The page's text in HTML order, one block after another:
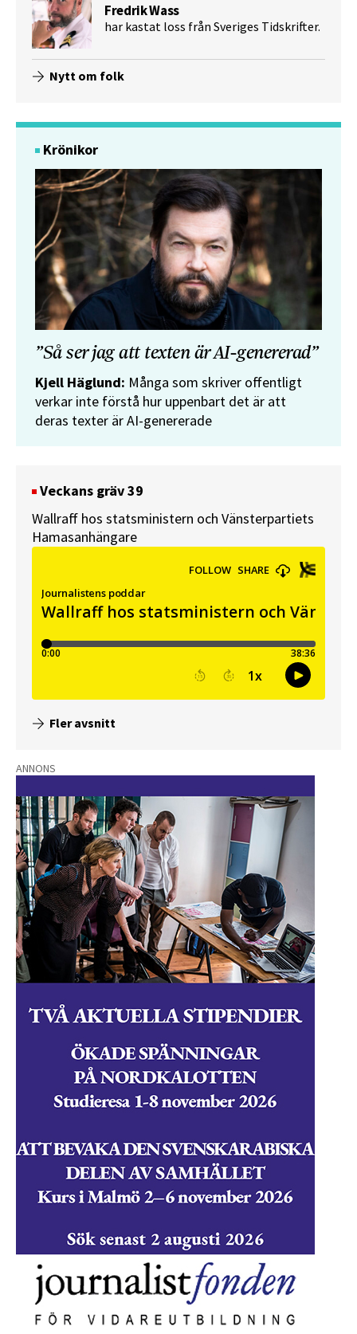
Fredrik Wass
har kastat loss från Sveriges Tidskrifter.
Nytt om folk
Krönikor
”Så ser jag att texten är AI-genererad”
Kjell Häglund: Många som skriver offentligt
verkar inte förstå hur uppenbart det är att
deras texter är AI-genererade
Veckans gräv 39
Wallraff hos statsministern och Vänsterpartiets
Hamasanhängare
Fler avsnitt
ANNONS